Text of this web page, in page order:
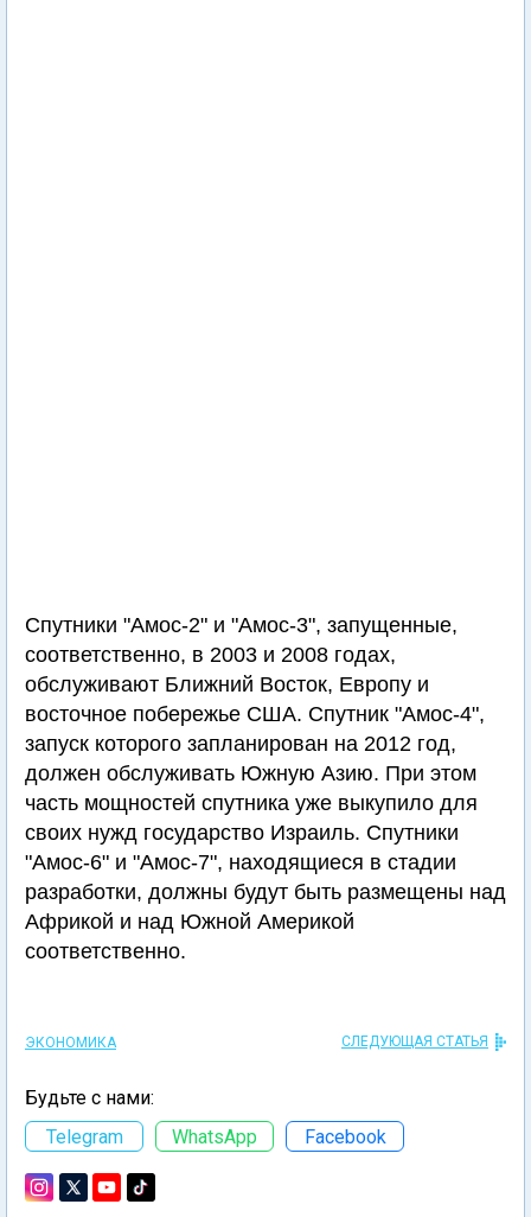
Спутники "Амос-2" и "Амос-3", запущенные,
соответственно, в 2003 и 2008 годах,
обслуживают Ближний Восток, Европу и
восточное побережье США. Спутник "Амос-4",
запуск которого запланирован на 2012 год,
должен обслуживать Южную Азию. При этом
часть мощностей спутника уже выкупило для
своих нужд государство Израиль. Спутники
"Амос-6" и "Амос-7", находящиеся в стадии
разработки, должны будут быть размещены над
Африкой и над Южной Америкой
соответственно.
ЭКОНОМИКА СЛЕДУЮЩАЯ СТАТЬЯ
Будьте с нами:
Telegram
WhatsApp Facebook